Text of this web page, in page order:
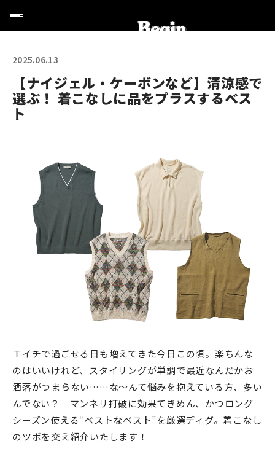
2025.06.13
【ナイジェル・ケーボンなど】清涼感で
選ぶ！ 着こなしに品をプラスするベス
ト
Ｔイチで過ごせる日も増えてきた今日この頃。楽ちんな
のはいいけれど、スタイリングが単調で最近なんだかお
洒落がつまらない……な〜んて悩みを抱えている方、多い
んでない？ マンネリ打破に効果てきめん、かつロング
シーズン使える“ベストなベスト”を厳選ディグ。着こなし
のツボを交え紹介いたします！